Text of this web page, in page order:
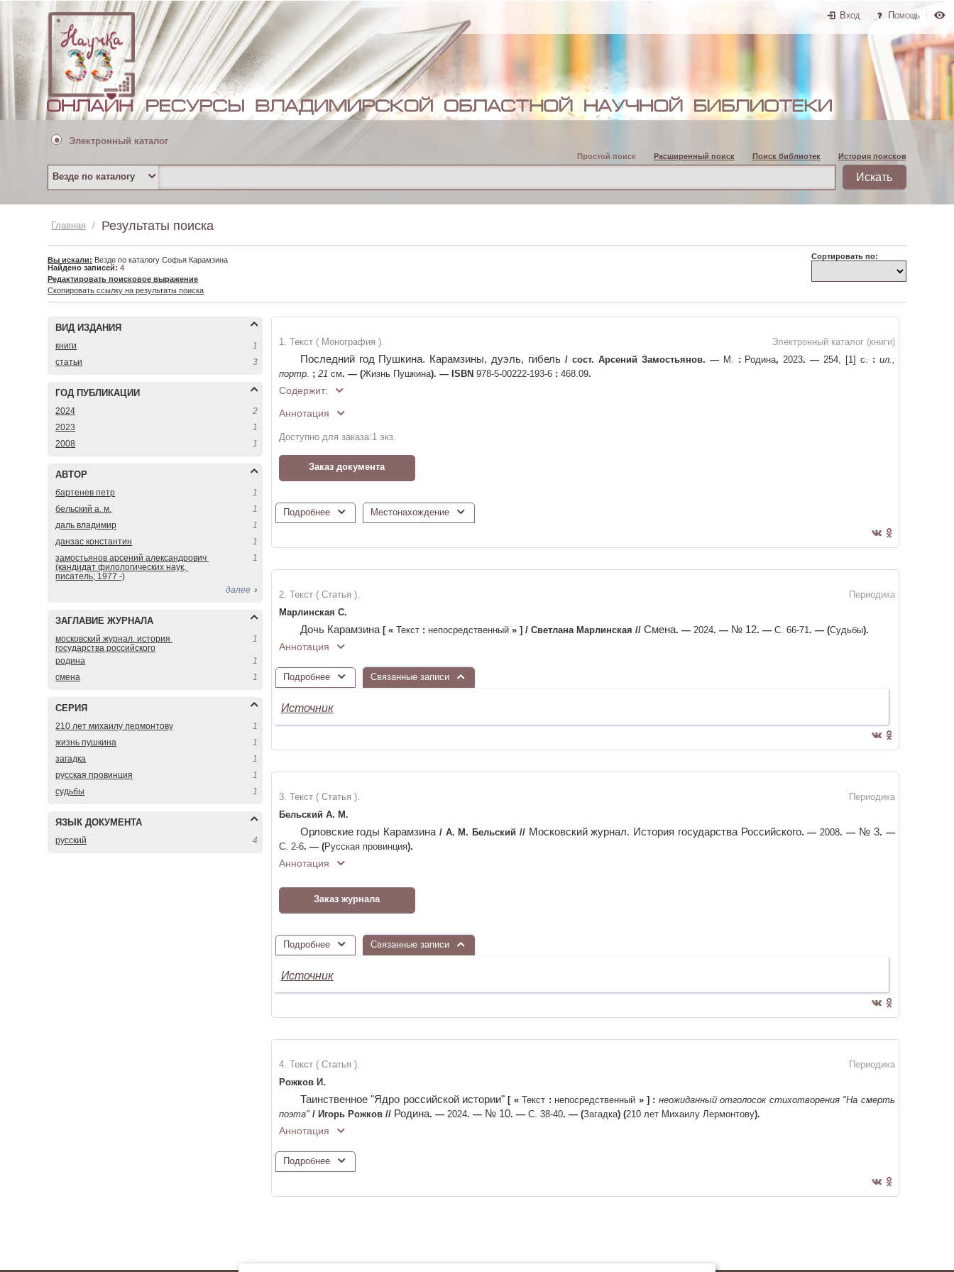
Вход Помощь
Электронный каталог
Простой поиск Расширенный поиск Поиск библиотек История поисков
Везде по каталогу
Главная / Результаты поиска
Сортировать по:
Вы искали: Везде по каталогу Софья Карамзина
Найдено записей:4
Редактировать поисковое выражение
Скопировать ссылку на результаты поиска
ВИД ИЗДАНИЯ
книги
1
статьи
3
ГОД ПУБЛИКАЦИИ
2024
2
2023
1
2008
1
АВТОР
бартенев петр
1
бельский а. м.
1
даль владимир
1
данзас константин
1
замостьянов арсений александрович
(кандидат филологических наук,
писатель; 1977 -)
1
далее
ЗАГЛАВИЕ ЖУРНАЛА
московский журнал. история
государства российского
1
родина
1
смена
1
СЕРИЯ
210 лет михаилу лермонтову
1
жизнь пушкина
1
загадка
1
русская провинция
1
судьбы
1
ЯЗЫК ДОКУМЕНТА
русский 4
Электронный каталог (книги)
1. Текст ( Монография ).
Последний год Пушкина. Карамзины, дуэль, гибель / сост. Арсений Замостьянов. —М. : Родина, 2023. — 254, [1] с. : ил.,
портр. ; 21 см. — (Жизнь Пушкина). — ISBN 978-5-00222-193-6 : 468.09.
Содержит:
Аннотация
Доступно для заказа:1 экз.
Заказ документа
Подробнее Местонахождение
Периодика
2. Текст ( Статья ).
Марлинская С.
Дочь Карамзина [ «Текст : непосредственный » ] / Светлана Марлинская // Смена. —2024. — № 12. —С. 66-71. — (Судьбы).
Аннотация
Подробнее Связанные записи
Источник
Периодика
3. Текст ( Статья ).
Бельский А. М.
Орловские годы Карамзина / А. М. Бельский // Московский журнал. История государства Российского. — 2008. — № 3. —
С. 2-6. — (Русская провинция).
Аннотация
Заказ журнала
Подробнее Связанные записи
Источник
Периодика
4. Текст ( Статья ).
Рожков И.
Таинственное "Ядро российской истории" [ «Текст : непосредственный » ] : неожиданный отголосок стихотворения "На смерть
поэта" / Игорь Рожков // Родина. —2024. — № 10. —С. 38-40. — (Загадка)(210 лет Михаилу Лермонтову).
Аннотация
Подробнее